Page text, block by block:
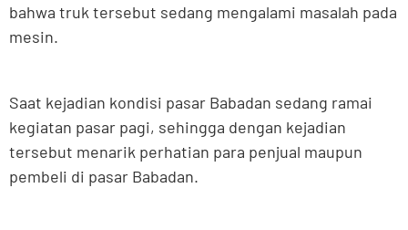
bahwa truk tersebut sedang mengalami masalah pada
mesin.
Saat kejadian kondisi pasar Babadan sedang ramai
kegiatan pasar pagi, sehingga dengan kejadian
tersebut menarik perhatian para penjual maupun
pembeli di pasar Babadan.